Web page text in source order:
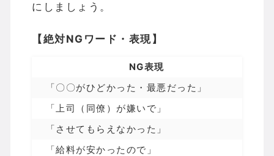
にしましょう。
【絶対NGワード・表現】
NG表現
「〇〇がひどかった・最悪だった」
「上司（同僚）が嫌いで」
「させてもらえなかった」
「給料が安かったので」